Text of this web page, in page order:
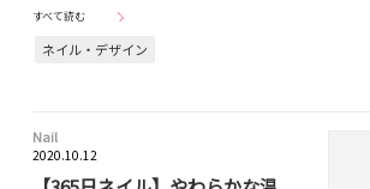
すべて読む
ネイル・デザイン
Nail
2020.10.12